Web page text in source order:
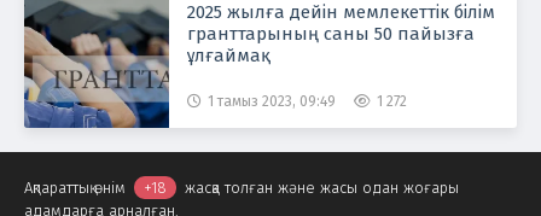
2025 жылға дейін мемлекеттік білім
гранттарының саны 50 пайызға
ұлғаймақ
1 тамыз 2023, 09:49 1 272
Ақпараттық өнім +18
жасқа толған және жасы одан жоғары
адамдарға арналған.